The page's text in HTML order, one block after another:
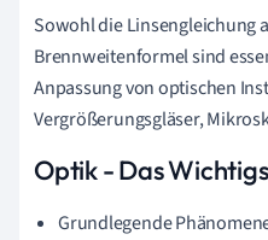
Sowohl die Linsengleichung
Brennweitenformel sind
Anpassung von optischen
Vergrößerungsgläser,
Optik - Das
Grundlegende